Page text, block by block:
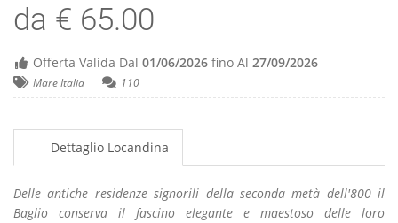
da € 65.00
Offerta Valida Dal 01/06/2026fino Al 27/09/2026
Mare Italia 110
Dettaglio Locandina
Delle antiche residenze signorili della seconda metà dell'800 il
Baglio conserva il fascino elegante e maestoso delle loro